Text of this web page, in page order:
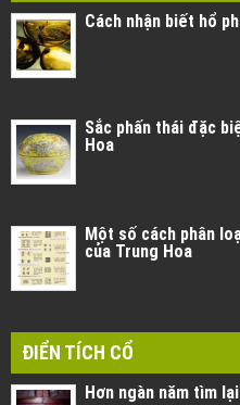
Cách nhận biết hổ
Sắc phấn thái đặc
Hoa
Một số cách phân
của Trung Hoa
ĐIỂN TÍCH CỔ
Hơn ngàn năm tìm